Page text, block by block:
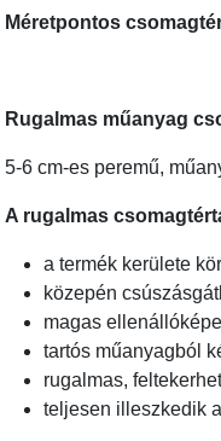
Méretpontos
Rugalmas műanyag
5-6 cm-es peremű,
A rugalmas
a termék kerülete
közepén
magas
tartós műanyagból
rugalmas,
teljesen illeszkedik